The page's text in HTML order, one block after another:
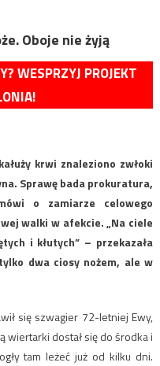
Oboje nie żyją
WESPRZYJ PROJEKT
krwi znaleziono zwłoki
Sprawę bada prokuratura,
o zamiarze celowego
walki w afekcie. „Na ciele
i kłutych” – przekazała
dwa ciosy nożem, ale w
się szwagier 72-letniej Ewy,
wiertarki dostał się do środka i
tam leżeć już od kilku dni.